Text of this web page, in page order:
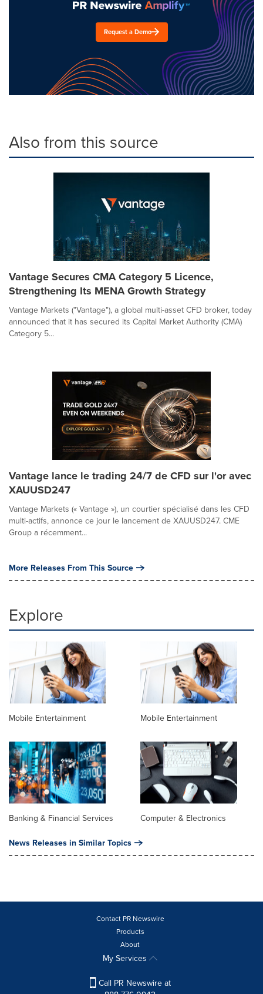
Request a Demo
Also from this source
Vantage Secures CMA Category 5 Licence,
Strengthening Its MENA Growth Strategy
Vantage Markets ("Vantage"), a global multi-asset CFD broker, today
announced that it has secured its Capital Market Authority (CMA)
Category 5...
Vantage lance le trading 24/7 de CFD sur l'or avec
XAUUSD247
Vantage Markets (« Vantage »), un courtier spécialisé dans les CFD
multi-actifs, annonce ce jour le lancement de XAUUSD247. CME
Group a récemment...
More Releases From This Source
Explore
Mobile Entertainment Mobile Entertainment
Banking & Financial Services Computer & Electronics
News Releases in Similar Topics
Contact PR Newswire
Products
About
My Services
Call PR Newswire at